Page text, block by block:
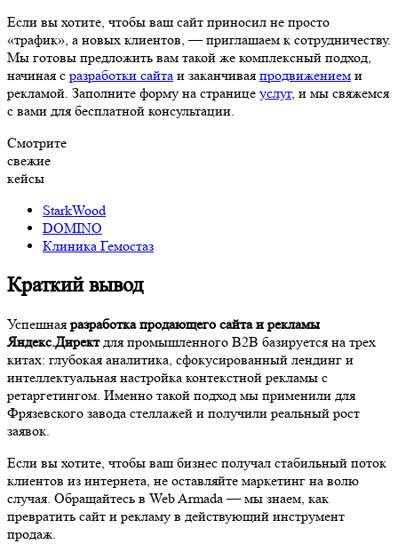
Если вы хотите, чтобы ваш сайт приносил не просто
«трафик», а новых клиентов, — приглашаем к сотрудничеству.
Мы готовы предложить вам такой же комплексный подход,
начиная с разработки сайта и заканчивая продвижением и
рекламой. Заполните форму на странице услуг, и мы свяжемся
с вами для бесплатной консультации.
Смотрите
свежие
кейсы
StarkWood
DOMINO
Клиника Гемостаз
Краткий вывод
Успешная разработка продающего сайта и рекламы
Яндекс.Директдля промышленного B2B базируется на трех
китах: глубокая аналитика, сфокусированный лендинг и
интеллектуальная настройка контекстной рекламы с
ретаргетингом. Именно такой подход мы применили для
Фрязевского завода стеллажей и получили реальный рост
заявок.
Если вы хотите, чтобы ваш бизнес получал стабильный поток
клиентов из интернета, не оставляйте маркетинг на волю
случая. Обращайтесь в Web Armada — мы знаем, как
превратить сайт и рекламу в действующий инструмент
продаж.